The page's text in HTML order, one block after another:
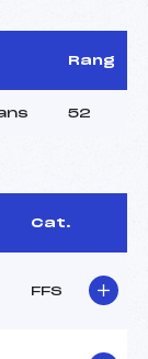
Rang
52
Cat.
FFS